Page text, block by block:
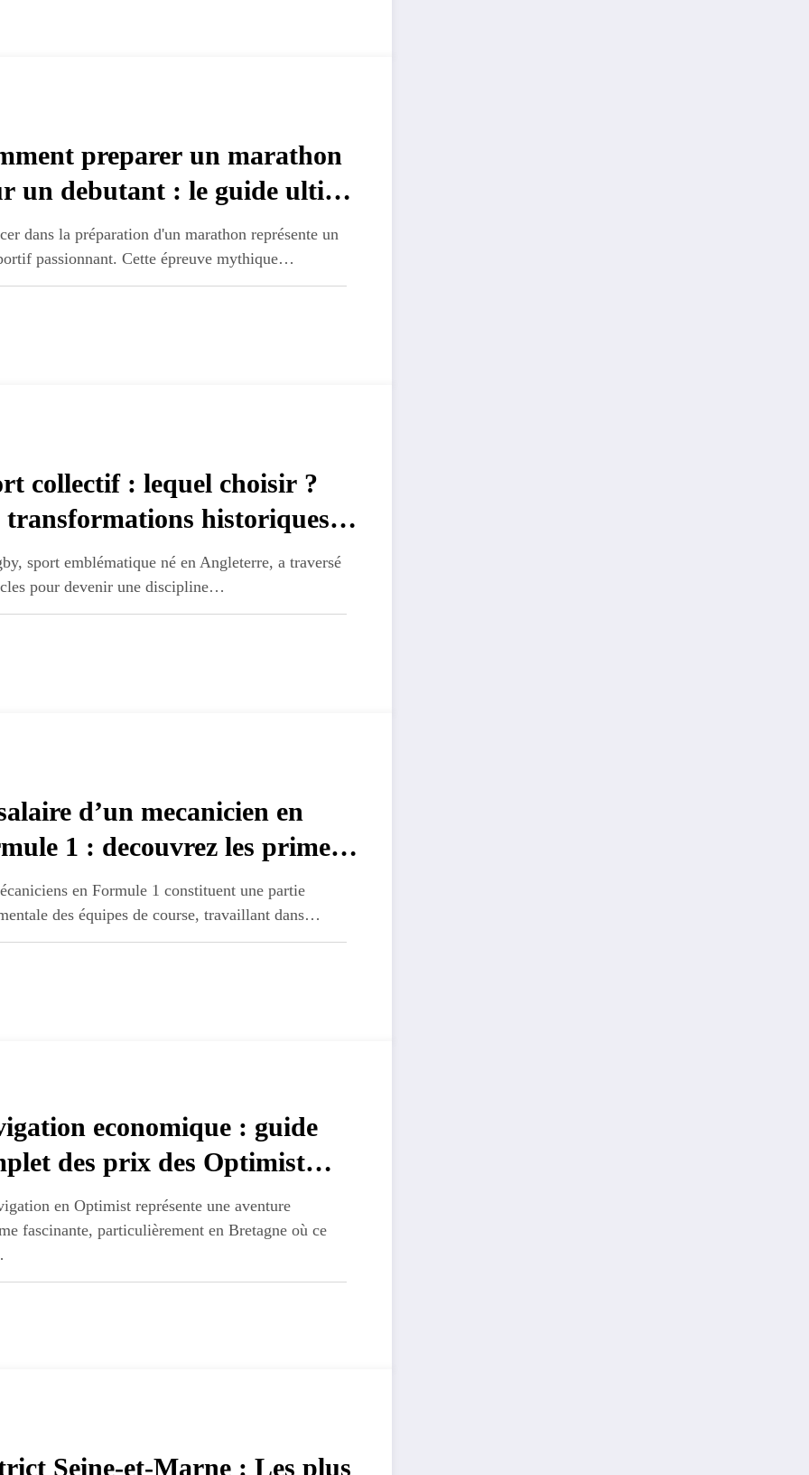
preparer un marathon
un debutant : le guide ultime
recuperation
dans la préparation d'un marathon représente un
passionnant. Cette épreuve mythique…
collectif : lequel choisir ?
transformations historiques
a travers les epoques
sport emblématique né en Angleterre, a traversé
pour devenir une discipline…
d’un mecanicien en
1 : decouvrez les primes
du paddock
en Formule 1 constituent une partie
des équipes de course, travaillant dans…
economique : guide
des prix des Optimist
et d’occasion en Bretagne
en Optimist représente une aventure
fascinante, particulièrement en Bretagne où ce
Seine-et-Marne : Les plus